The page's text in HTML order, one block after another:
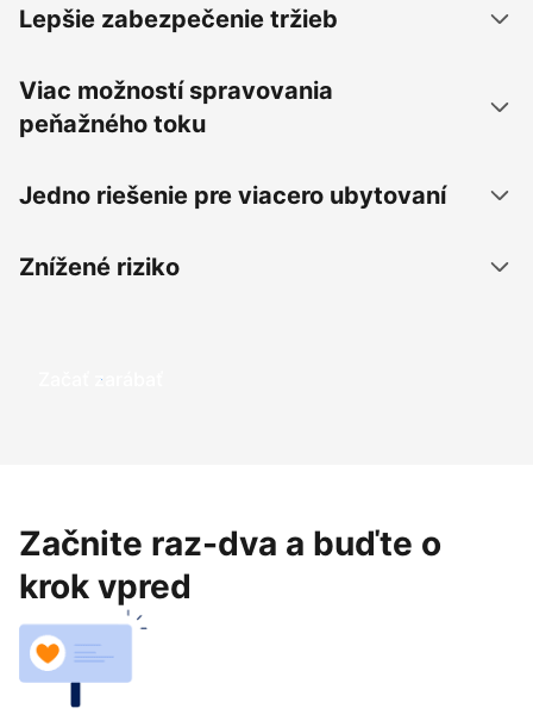
Lepšie zabezpečenie tržieb
Viac možností spravovania
peňažného toku
Jedno riešenie pre viacero ubytovaní
Znížené riziko
Začať zarábať
Začnite raz-dva a buďte o
krok vpred